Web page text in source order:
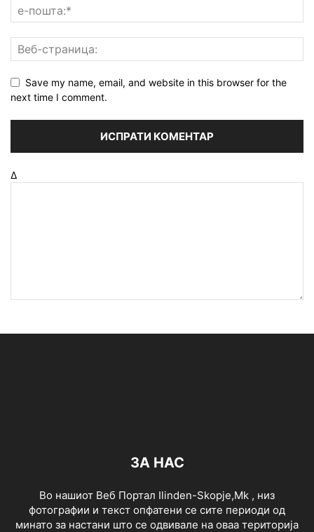
Save my name, email, and website in this browser for the
next time I comment.
Δ
ЗА НАС
Во нашиот Веб Портал Ilinden-Skopje,Mk , низ
фотографии и текст опфатени се сите периоди од
минато за настани што се одвивале на оваа територија